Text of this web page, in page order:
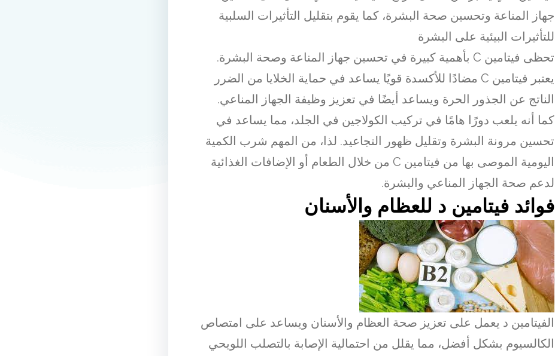
جهاز المناعة وتحسين صحة البشرة، كما يقوم بتقليل التأثيرات السلبية
للتأثيرات البيئية على البشرة
تحظى فيتامين C بأهمية كبيرة في تحسين جهاز المناعة وصحة البشرة.
يعتبر فيتامين C مضادًا للأكسدة قويًا يساعد في حماية الخلايا من الضرر
الناتج عن الجذور الحرة ويساعد أيضًا في تعزيز وظيفة الجهاز المناعي.
كما أنه يلعب دورًا هامًا في تركيب الكولاجين في الجلد، مما يساعد في
تحسين مرونة البشرة وتقليل ظهور التجاعيد. لذا، من المهم شرب الكمية
اليومية الموصى بها من فيتامين C من خلال الطعام أو الإضافات الغذائية
لدعم صحة الجهاز المناعي والبشرة.
فوائد فيتامين د للعظام والأسنان
الفيتامين د يعمل على تعزيز صحة العظام والأسنان ويساعد على امتصاص
الكالسيوم بشكل أفضل، مما يقلل من احتمالية الإصابة بالتصلب اللويحي